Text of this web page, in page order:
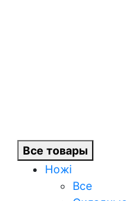
Все товары
Ножі
Все